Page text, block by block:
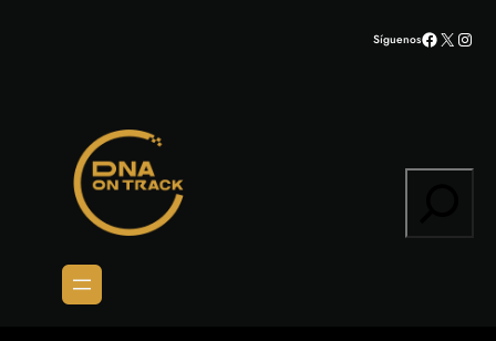
SíguenosFacebook
X